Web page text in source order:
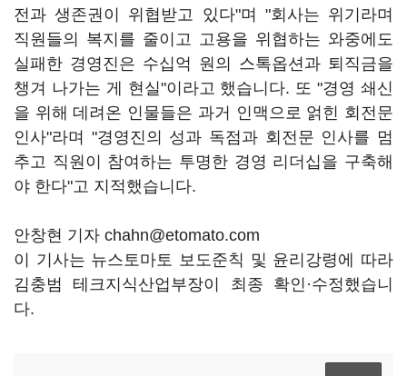
전과 생존권이 위협받고 있다"며 "회사는 위기라며
직원들의 복지를 줄이고 고용을 위협하는 와중에도
실패한 경영진은 수십억 원의 스톡옵션과 퇴직금을
챙겨 나가는 게 현실"이라고 했습니다. 또 "경영 쇄신
을 위해 데려온 인물들은 과거 인맥으로 얽힌 회전문
인사"라며 "경영진의 성과 독점과 회전문 인사를 멈
추고 직원이 참여하는 투명한 경영 리더십을 구축해
야 한다"고 지적했습니다.
안창현 기자 chahn@etomato.com
이 기사는 뉴스토마토 보도준칙 및 윤리강령에 따라
김충범 테크지식산업부장이 최종 확인·수정했습니
다.